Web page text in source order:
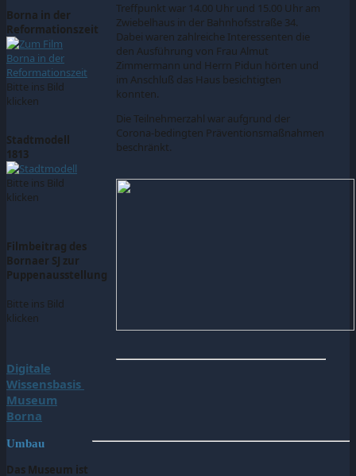
Borna in der
Reformationszeit
Bitte ins Bild
klicken
Stadtmodell
1813
Bitte ins Bild
klicken
Filmbeitrag des
Bornaer SJ zur
Puppenausstellung
Bitte ins Bild
klicken
Digitale
Wissensbasis
Museum
Borna
Umbau
Das Museum ist
Treffpunkt war 14.00 Uhr und 15.00 Uhr am
Zwiebelhaus in der Bahnhofsstraße 34.
Dabei waren zahlreiche Interessenten die
den Ausführung von Frau Almut
Zimmermann und Herrn Pidun hörten und
im Anschluß das Haus besichtigten
konnten.
Die Teilnehmerzahl war aufgrund der
Corona-bedingten Präventionsmaßnahmen
beschränkt.